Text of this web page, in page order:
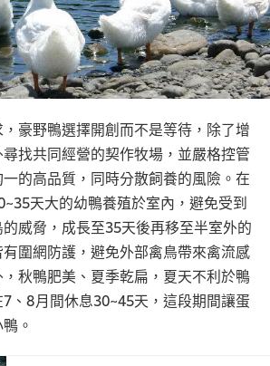
豪野鴨選擇開創而不是等待，除了增
找共同經營的契作牧場，並嚴格控管
的高品質，同時分散飼養的風險。在
天大的幼鴨養殖於室內，避免受到
威脅，成長至35天後再移至半室外的
圍網防護，避免外部禽鳥帶來禽流感
秋鴨肥美、夏季乾扁，夏天不利於鴨
、8月間休息30~45天，這段期間讓蛋
。